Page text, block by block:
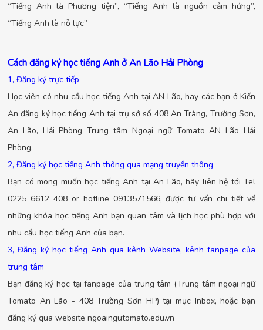
“Tiếng Anh là Phương tiện”, “Tiếng Anh là nguồn cảm hứng”,
“Tiếng Anh là nỗ lực”
Cách đăng ký học tiếng Anh ở An Lão Hải Phòng
1, Đăng ký trực tiếp
Học viên có nhu cầu học tiếng Anh tại AN Lão, hay các bạn ở Kiến
An đăng ký học tiếng Anh tại trụ sở số 408 An Tràng, Trường Sơn,
An Lão, Hải Phòng Trung tâm Ngoại ngữ Tomato AN Lão Hải
Phòng.
2, Đăng ký học tiếng Anh thông qua mạng truyền thông
Bạn có mong muốn học tiếng Anh tại An Lão, hãy liên hệ tới Tel
0225 6612 408 or hotline 0913571566, được tư vấn chi tiết về
những khóa học tiếng Anh bạn quan tâm và lịch học phù hợp với
nhu cầu học tiếng Anh của bạn.
3, Đăng ký học tiếng Anh qua kênh Website, kênh fanpage của
trung tâm
Bạn đăng ký học tại fanpage của trung tâm (Trung tâm ngoại ngữ
Tomato An Lão - 408 Trường Sơn HP) tại mục Inbox, hoặc bạn
đăng ký qua website ngoaingutomato.edu.vn